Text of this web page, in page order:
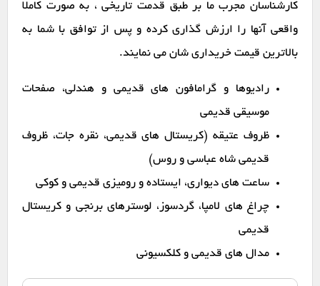
کارشناسان مجرب ما بر طبق قدمت تاریخی ، به صورت کاملا
واقعی آنها را ارزش گذاری کرده و پس از توافق با شما به
بالاترین قیمت خریداری شان می نمایند.
رادیوها و گرامافون های قدیمی و هندلی، صفحات
موسیقی قدیمی
ظروف عتیقه (کریستال های قدیمی، نقره جات، ظروف
قدیمی شاه عباسی و روس)
ساعت های دیواری، ایستاده و رومیزی قدیمی و کوکی
چراغ های لامپا، گردسوز، لوسترهای برنجی و کریستال
قدیمی
مدال های قدیمی و کلکسیونی